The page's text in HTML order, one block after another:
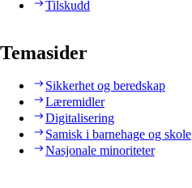
Tilskudd
Temasider
Sikkerhet og beredskap
Læremidler
Digitalisering
Samisk i barnehage og skole
Nasjonale minoriteter